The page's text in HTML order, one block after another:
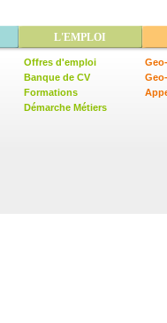
L'EMPLOI
Offres d'emploi
Banque de CV
Formations
Démarche Métiers